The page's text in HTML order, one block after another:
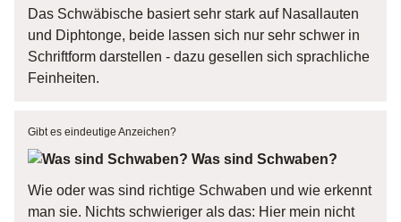
Das Schwäbische basiert sehr stark auf Nasallauten
und Diphtonge, beide lassen sich nur sehr schwer in
Schriftform darstellen - dazu gesellen sich sprachliche
Feinheiten.
Gibt es eindeutige Anzeichen?
Was sind Schwaben?
Wie oder was sind richtige Schwaben und wie erkennt
man sie. Nichts schwieriger als das: Hier mein nicht